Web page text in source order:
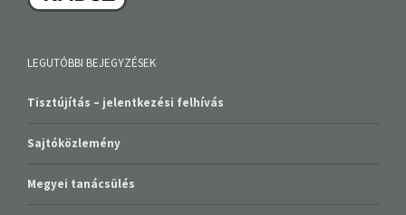
LEGUTÓBBI BEJEGYZÉSEK
Tisztújítás – jelentkezési felhívás
Sajtóközlemény
Megyei tanácsülés